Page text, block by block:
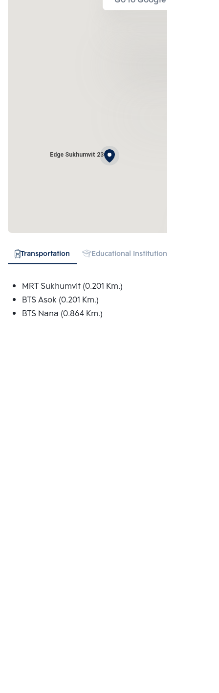
Edge Sukhumvit 23
Transportation Educational Institution
MRT Sukhumvit (0.201 Km.)
BTS Asok (0.201 Km.)
BTS Nana (0.864 Km.)